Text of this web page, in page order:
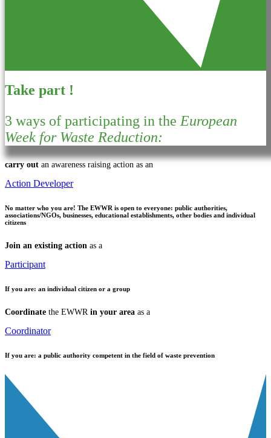
Take part !
3 ways of participating in theEuropean
Week for Waste Reduction:
carry out an awareness raising action as an
Action Developer
No matter who you are! The EWWR is open to everyone: public authorities,
associations/NGOs, businesses, educational establishments, other bodies and individual
citizens
Join an existing action as a
Participant
If you are: an individual citizen or a group
Coordinate the EWWR in your area as a
Coordinator
If you are: a public authority competent in the field of waste prevention